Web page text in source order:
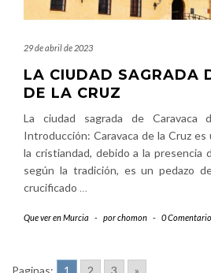
29 de abril de 2023
LA CIUDAD SAGRADA
DE LA CRUZ
La ciudad sagrada de Caravaca
Introducción: Caravaca de la Cruz es
la cristiandad, debido a la presencia
según la tradición, es un pedazo
crucificado …
Que ver en Murcia - porchomon - 0
Paginas: 1 2 3 »